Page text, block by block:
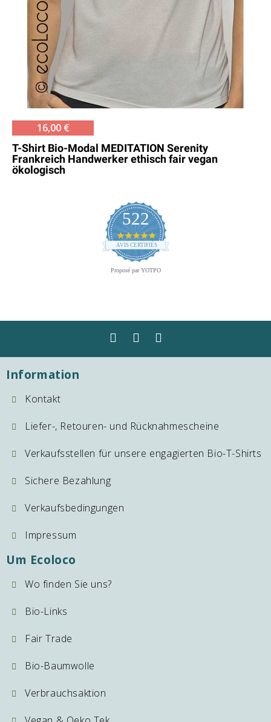
16,00 €
T-Shirt Bio-Modal MEDITATION Serenity
Frankreich Handwerker ethisch fair vegan
ökologisch
522
4.8
star
rating
AVIS CERTIFIÉS
Proposé par YOTPO
Information
Kontakt
Liefer-, Retouren- und Rücknahmescheine
Verkaufsstellen für unsere engagierten Bio-T-Shirts
Sichere Bezahlung
Verkaufsbedingungen
Impressum
Um Ecoloco
Wo finden Sie uns?
Bio-Links
Fair Trade
Bio-Baumwolle
Verbrauchsaktion